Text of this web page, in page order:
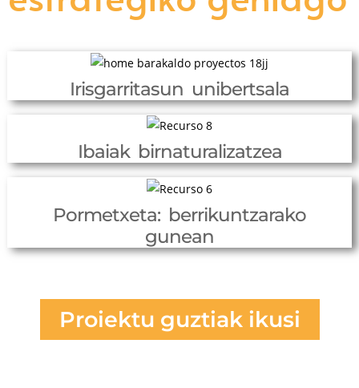
Irisgarritasun unibertsala
Ibaiak birnaturalizatzea
Pormetxeta: berrikuntzarako
gunean
Proiektu guztiak ikusi